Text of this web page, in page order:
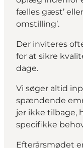
fælles gæst’
omstilling’.
Der inviteres
for at sikre
dage.
Vi søger altid
spændende
jer ikke tilbage,
specifikke
Efterårsmødet